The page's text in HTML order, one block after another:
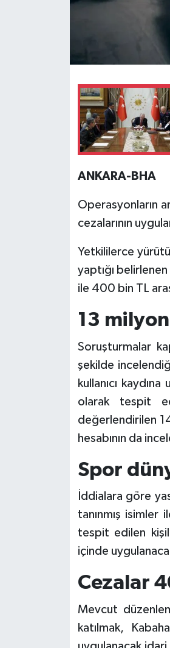
ANKARA-BHA
Operasyonların
cezalarının
Yetkililerce
yaptığı
ile 400 bin TL
13
Soruşturmalar
şekilde
kullanıcı
olarak tespit
değerlendirilen
hesabının da
Spor
İddialara göre
tanınmış
tespit edilen
içinde
Cezalar
Mevcut
katılmak,